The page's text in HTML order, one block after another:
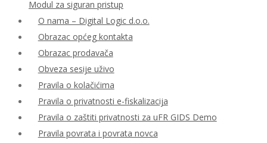
Modul za siguran pristup
O nama – Digital Logic d.o.o.
Obrazac općeg kontakta
Obrazac prodavača
Obveza sesije uživo
Pravila o kolačićima
Pravila o privatnosti e-fiskalizacija
Pravila o zaštiti privatnosti za uFR GIDS Demo
Pravila povrata i povrata novca